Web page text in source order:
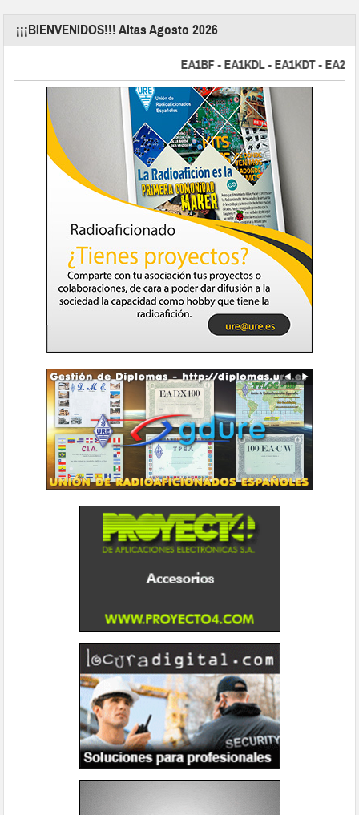
¡¡¡BIENVENIDOS!!! Altas Agosto 2026
EA1BF - EA1KDL - EA1KDT - EA2FBJ -